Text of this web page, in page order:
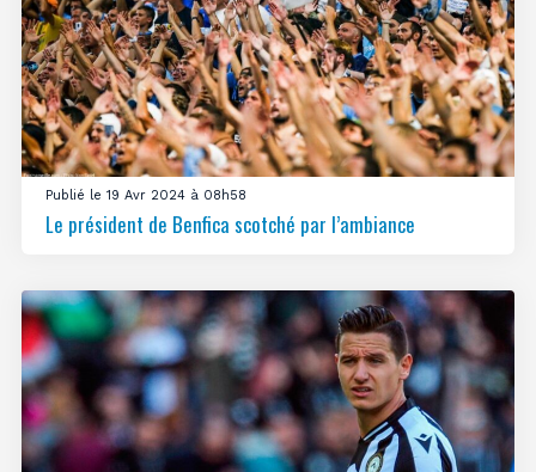
Publié le 19 Avr 2024 à 08h58
Le président de Benfica scotché par l’ambiance